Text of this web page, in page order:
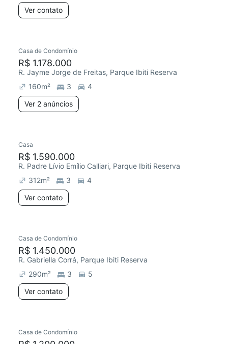
Ver contato
Chegou este mês
Casa de Condomínio
R$ 1.178.000
R. Jayme Jorge de Freitas, Parque Ibiti Reserva
160m² 3
4
Ver 2 anúncios
Casa
R$ 1.590.000
R. Padre Lívio Emílio Calliari, Parque Ibiti Reserva
312m² 3
4
Ver contato
Chegou este mês
Casa de Condomínio
R$ 1.450.000
R. Gabriella Corrá, Parque Ibiti Reserva
290m² 3
5
Ver contato
Chegou este mês
Casa de Condomínio